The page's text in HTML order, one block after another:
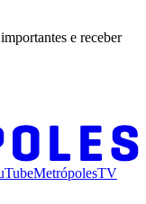
e receber
MetrópolesTV